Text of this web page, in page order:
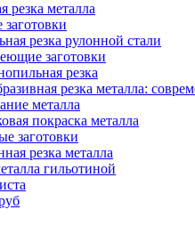
резка металла
резка рулонной стали
заготовки
резка
резка металла:
металла
покраска металла
заготовки
резка металла
гильотиной